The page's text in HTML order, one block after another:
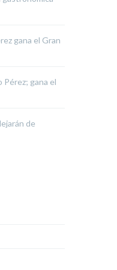
gana el Gran
gana el
de